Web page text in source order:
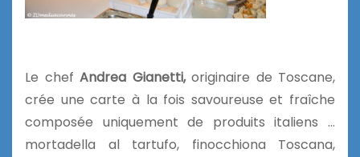
Le chef Andrea Gianetti, originaire de Toscane,
crée une carte à la fois savoureuse et fraîche
composée uniquement de produits italiens …
mortadella al tartufo, finocchiona Toscana,